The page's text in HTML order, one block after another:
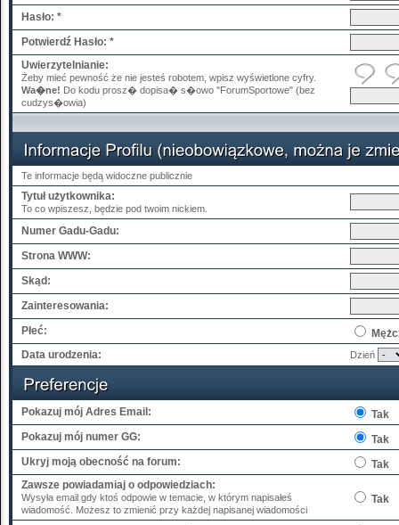
Hasło: *
Potwierdź Hasło: *
Uwierzytelnianie:
Żeby mieć pewność że nie jesteś robotem, wpisz wyświetlone cyfry.
Wa�ne! Do kodu prosz� dopisa� s�owo "ForumSportowe" (bez
cudzys�owia)
Te informacje będą widoczne publicznie
Tytuł użytkownika:
To co wpiszesz, będzie pod twoim nickiem.
Numer Gadu-Gadu:
Strona WWW:
Skąd:
Zainteresowania:
Płeć:
Data urodzenia:
Dzień
Pokazuj mój Adres Email:
Tak
Pokazuj mój numer GG:
Tak
Ukryj moją obecność na forum:
Tak
Zawsze powiadamiaj o odpowiedziach:
Wysyła email gdy ktoś odpowie w temacie, w którym napisałeś
wiadomość. Możesz to zmienić przy każdej napisanej wiadomości
Tak